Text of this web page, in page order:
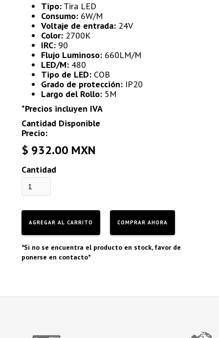
Tipo: Tira LED
Consumo: 6W/M
Voltaje de entrada: 24V
Color: 2700K
IRC: 90
Flujo Luminoso: 660LM/M
LED/M: 480
Tipo de LED: COB
Grado de protección: IP20
Largo del Rollo: 5M
*Precios incluyen IVA
Cantidad Disponible
Precio:
$ 932.00 MXN
Cantidad
COMPRAR AHORA
*Si no se encuentra el producto en stock, favor de
ponerse en contacto*